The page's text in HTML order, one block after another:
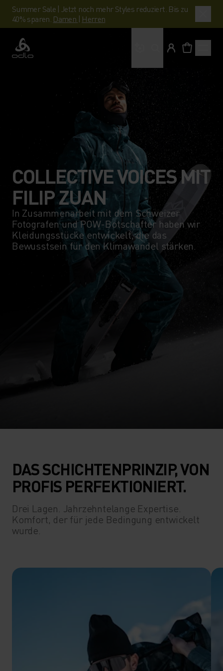
Summer Sale | Jetzt noch mehr Styles reduziert. Bis zu
40% sparen. Damen | Herren
Odlo
COLLECTIVE VOICES MIT
FILIP ZUAN
In Zusammenarbeit mit dem Schweizer
Fotografen und POW-Botschafter haben wir
Kleidungsstücke entwickelt, die das
Bewusstsein für den Klimawandel stärken.
DAS SCHICHTENPRINZIP, VON
PROFIS PERFEKTIONIERT.
Drei Lagen. Jahrzehntelange Expertise.
Komfort, der für jede Bedingung entwickelt
wurde.